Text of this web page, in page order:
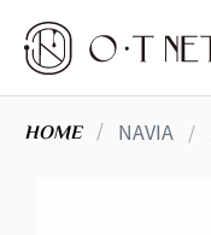
HOME NAVIA